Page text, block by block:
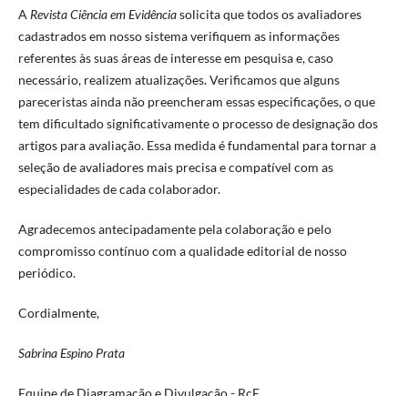
A Revista Ciência em Evidênciasolicita que todos os avaliadores
cadastrados em nosso sistema verifiquem as informações
referentes às suas áreas de interesse em pesquisa e, caso
necessário, realizem atualizações. Verificamos que alguns
pareceristas ainda não preencheram essas especificações, o que
tem dificultado significativamente o processo de designação dos
artigos para avaliação. Essa medida é fundamental para tornar a
seleção de avaliadores mais precisa e compatível com as
especialidades de cada colaborador.
Agradecemos antecipadamente pela colaboração e pelo
compromisso contínuo com a qualidade editorial de nosso
periódico.
Cordialmente,
Sabrina Espino Prata
Equipe de Diagramação e Divulgação - RcE